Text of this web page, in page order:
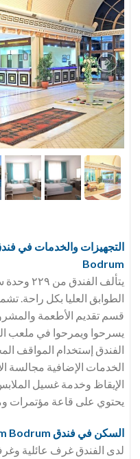
Bodrum
يتألف
الطوابق العليا بكل راحة.
قسم تقديم الأطعمة
يسرحوا ويمرحوا في ملعب
الفندق إستخدام المواقف
الخدمات الإضافية مجالسة
الإيقاظ وخدمة غسيل
يحتوي على قاعة مؤتمرات
السكن في فندق Phoenix Sun Bodrum Bodrum
لدى الفندق غرف عائلية